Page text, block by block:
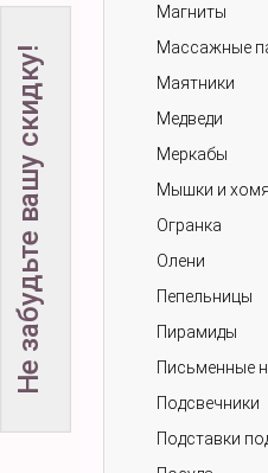
Магниты
Массажные
Маятники
Медведи
Меркабы
Мышки и
Огранка
Олени
Пепельницы
Пирамиды
Письменные
Подсвечники
Подставки
Не забудьте вашу скидку!